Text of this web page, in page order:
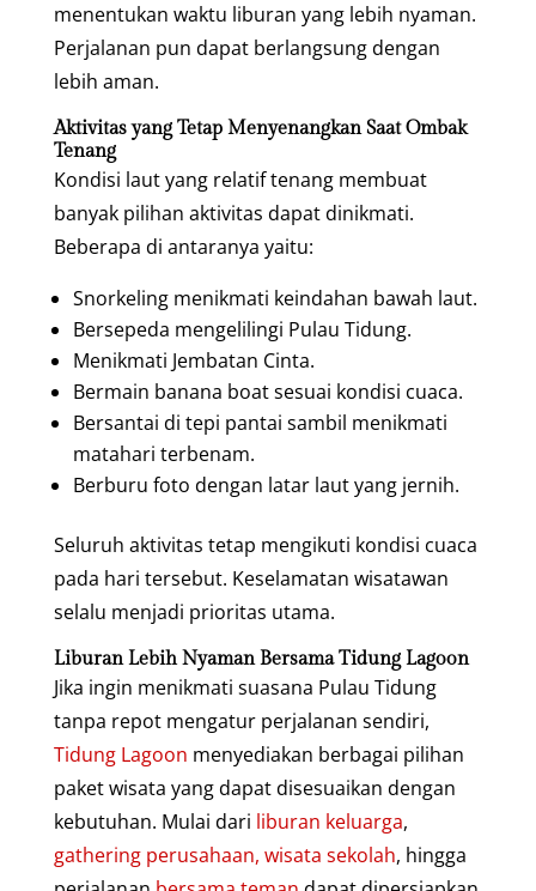
menentukan waktu liburan yang lebih nyaman.
Perjalanan pun dapat berlangsung dengan
lebih aman.
Aktivitas yang Tetap Menyenangkan Saat Ombak
Tenang
Kondisi laut yang relatif tenang membuat
banyak pilihan aktivitas dapat dinikmati.
Beberapa di antaranya yaitu:
Snorkeling menikmati keindahan bawah laut.
Bersepeda mengelilingi Pulau Tidung.
Menikmati Jembatan Cinta.
Bermain banana boat sesuai kondisi cuaca.
Bersantai di tepi pantai sambil menikmati
matahari terbenam.
Berburu foto dengan latar laut yang jernih.
Seluruh aktivitas tetap mengikuti kondisi cuaca
pada hari tersebut. Keselamatan wisatawan
selalu menjadi prioritas utama.
Liburan Lebih Nyaman Bersama Tidung Lagoon
Jika ingin menikmati suasana Pulau Tidung
tanpa repot mengatur perjalanan sendiri,
Tidung Lagoon menyediakan berbagai pilihan
paket wisata yang dapat disesuaikan dengan
kebutuhan. Mulai dari liburan keluarga,
gathering perusahaan, wisata sekolah, hingga